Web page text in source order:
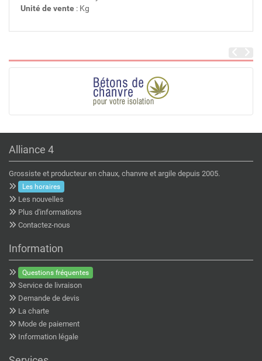
Unité de vente : Kg
Alliance 4
Grossiste et producteur en chaux, chanvre et argile depuis 2005.
Les horaires
Les nouvelles
Plus d'informations
Contactez-nous
Information
Questions fréquentes
Service de livraison
Demande de devis
La charte
Mode de paiement
Information légale